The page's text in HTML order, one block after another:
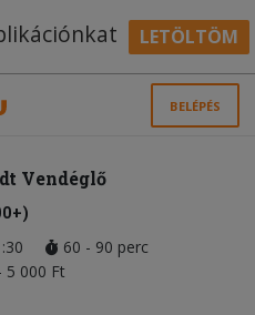
LETÖLTÖM
BELÉPÉS
Vendéglő
60 - 90 perc
000 Ft